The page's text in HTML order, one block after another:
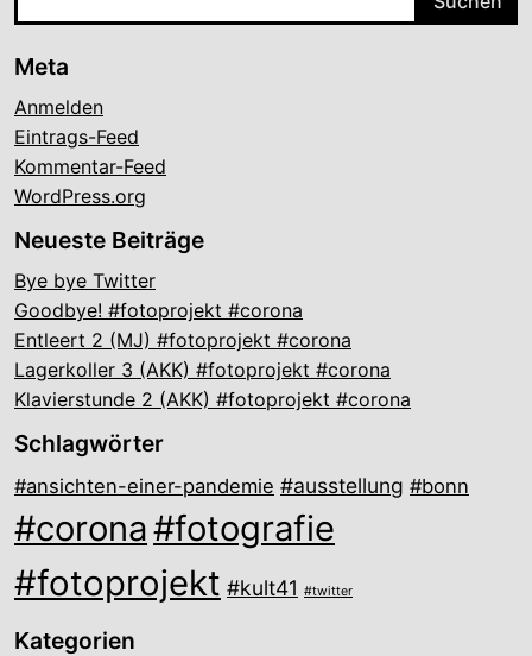
Meta
Anmelden
Eintrags-Feed
Kommentar-Feed
WordPress.org
Neueste Beiträge
Bye bye Twitter
Goodbye! #fotoprojekt #corona
Entleert 2 (MJ) #fotoprojekt #corona
Lagerkoller 3 (AKK) #fotoprojekt #corona
Klavierstunde 2 (AKK) #fotoprojekt #corona
Schlagwörter
#ansichten-einer-pandemie #ausstellung #bonn
#corona#fotografie
#fotoprojekt #kult41 #twitter
Kategorien